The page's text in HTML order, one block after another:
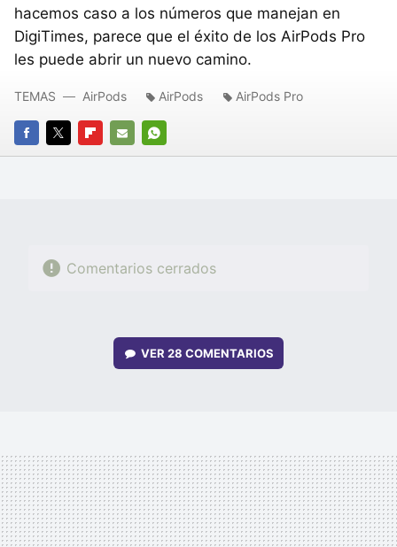
hacemos caso a los números que manejan en
DigiTimes, parece que el éxito de los AirPods Pro
les puede abrir un nuevo camino.
FACEBOOK
TWITTERFLIPBOARD
E-
WHATSAPP
TEMAS AirPods AirPods AirPods Pro
Comentarios cerrados
VER 28 COMENTARIOS